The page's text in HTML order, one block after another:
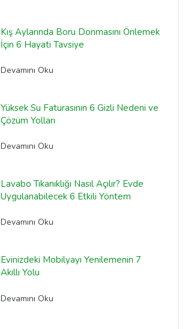
Kış Aylarında Boru Donmasını Önlemek
İçin 6 Hayati Tavsiye
Devamını Oku
Yüksek Su Faturasının 6 Gizli Nedeni ve
Çözüm Yolları
Devamını Oku
Lavabo Tıkanıklığı Nasıl Açılır? Evde
Uygulanabilecek 6 Etkili Yöntem
Devamını Oku
Evinizdeki Mobilyayı Yenilemenin 7
Akıllı Yolu
Devamını Oku